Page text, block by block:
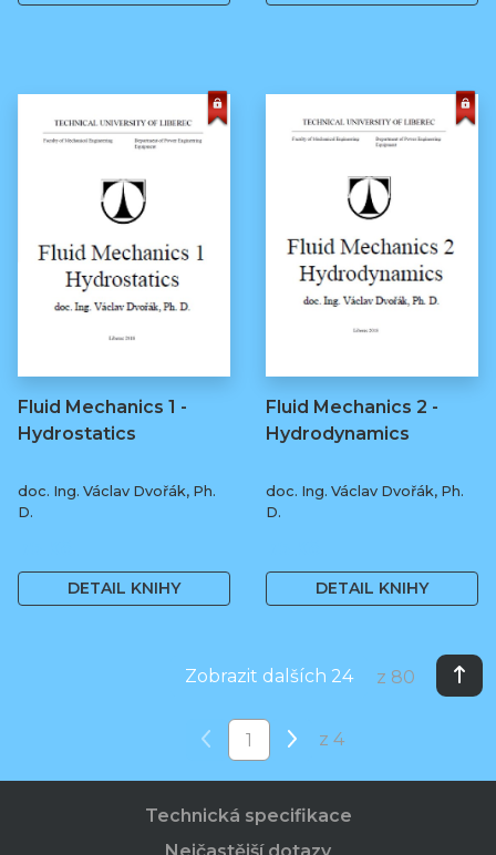
Fluid Mechanics 1 -
Hydrostatics
doc. Ing. Václav Dvořák, Ph.
D.
DETAIL KNIHY
Fluid Mechanics 2 -
Hydrodynamics
doc. Ing. Václav Dvořák, Ph.
D.
DETAIL KNIHY
Zobrazit dalších 24 z 80
z 4
Technická specifikace
Nejčastější dotazy